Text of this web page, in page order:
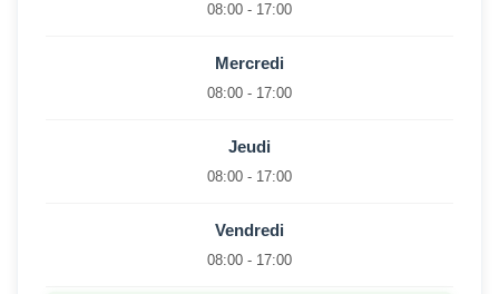
08:00 - 17:00
Mercredi
08:00 - 17:00
Jeudi
08:00 - 17:00
Vendredi
08:00 - 17:00